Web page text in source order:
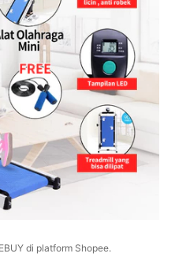
di platform Shopee.